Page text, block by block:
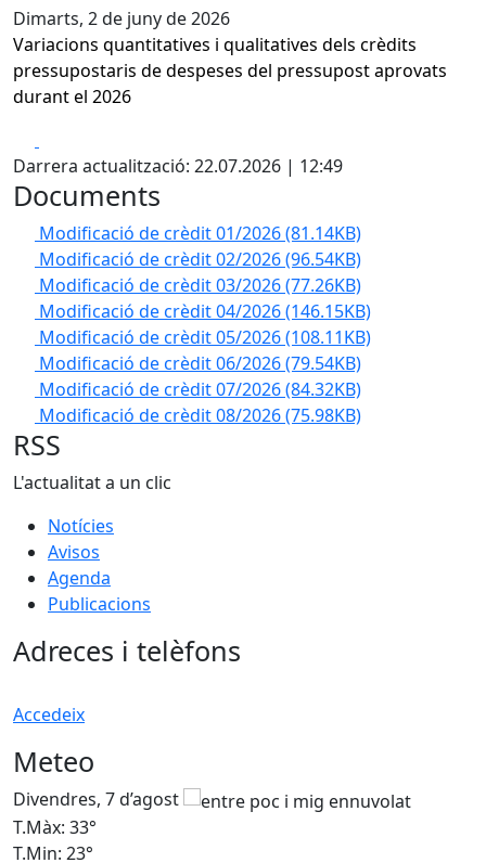
Dimarts, 2 de juny de 2026
Variacions quantitatives i qualitatives dels crèdits
pressupostaris de despeses del pressupost aprovats
durant el 2026
Darrera actualització: 22.07.2026 | 12:49
Documents
Modificació de crèdit 01/2026(81.14KB)
Modificació de crèdit 02/2026(96.54KB)
Modificació de crèdit 03/2026(77.26KB)
Modificació de crèdit 04/2026(146.15KB)
Modificació de crèdit 05/2026(108.11KB)
Modificació de crèdit 06/2026(79.54KB)
Modificació de crèdit 07/2026(84.32KB)
Modificació de crèdit 08/2026(75.98KB)
RSS
L'actualitat a un clic
Notícies
Avisos
Agenda
Publicacions
Adreces i telèfons
Accedeix
Meteo
Divendres, 7 d’agost
T.Màx: 33°
T.Min: 23°